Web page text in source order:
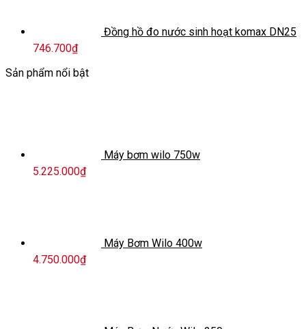
Đồng hồ đo nước sinh hoạt komax DN25
746.700₫
Sản phẩm nổi bật
Máy bơm wilo 750w
5.225.000₫
Máy Bơm Wilo 400w
4.750.000₫